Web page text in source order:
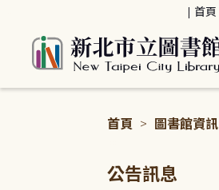
首頁
首頁 > 圖書館資訊
公告訊息